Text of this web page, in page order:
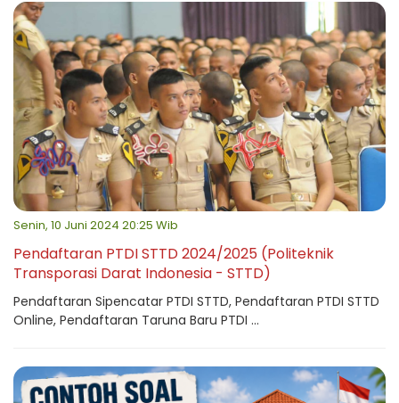
Senin, 10 Juni 2024 20:25 Wib
Pendaftaran PTDI STTD 2024/2025 (Politeknik
Transporasi Darat Indonesia - STTD)
Pendaftaran Sipencatar PTDI STTD, Pendaftaran PTDI STTD
Online, Pendaftaran Taruna Baru PTDI ...